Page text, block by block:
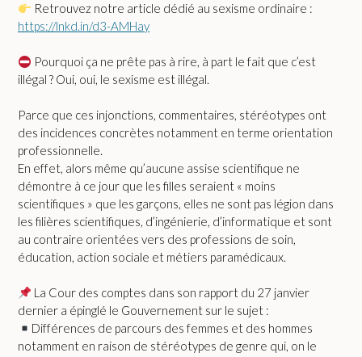
Retrouvez notre article dédié au sexisme ordinaire :
https://lnkd.in/d3-AMHay
Pourquoi ça ne prête pas à rire, à part le fait que c’est
illégal ? Oui, oui, le sexisme est illégal.
Parce que ces injonctions, commentaires, stéréotypes ont
des incidences concrètes notamment en terme orientation
professionnelle.
En effet, alors même qu’aucune assise scientifique ne
démontre à ce jour que les filles seraient « moins
scientifiques » que les garçons, elles ne sont pas légion dans
les filières scientifiques, d’ingénierie, d’informatique et sont
au contraire orientées vers des professions de soin,
éducation, action sociale et métiers paramédicaux.
La Cour des comptes dans son rapport du 27 janvier
dernier a épinglé le Gouvernement sur le sujet :
Différences de parcours des femmes et des hommes
notamment en raison de stéréotypes de genre qui, on le